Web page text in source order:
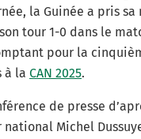
la Guinée a pris sa
tour 1-0 dans le
pour la
à la CAN 2025.
de presse
Michel